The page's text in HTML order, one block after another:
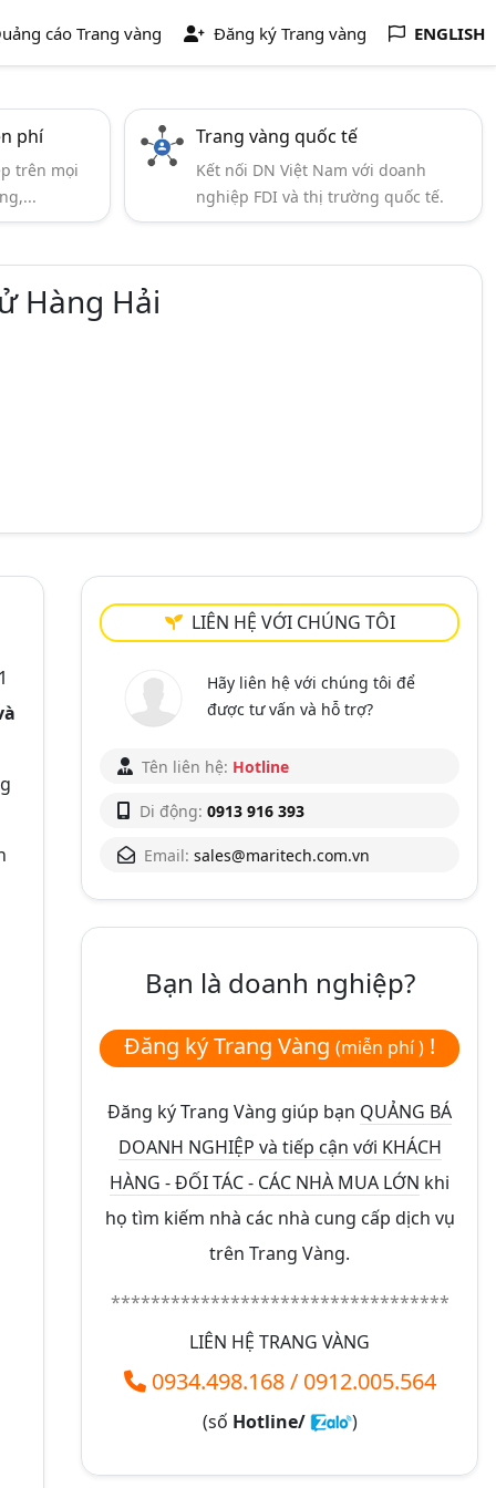
cáo Trang vàng Đăng ký Trang vàng ENGLISH
phí
trên mọi
Trang vàng quốc tế
Kết nối DN Việt Nam với doanh
nghiệp FDI và thị trường quốc tế.
Hàng Hải
LIÊN HỆ VỚI CHÚNG TÔI
Hãy liên hệ với chúng tôi để
được tư vấn và hỗ trợ?
Tên liên hệ: Hotline
Di động: 0913 916 393
Email: sales@maritech.com.vn
Bạn là doanh nghiệp?
Đăng ký Trang Vàng (miễn phí ) !
Đăng ký Trang Vàng giúp bạn QUẢNG BÁ
DOANH NGHIỆP và tiếp cận với KHÁCH
HÀNG - ĐỐI TÁC - CÁC NHÀ MUA LỚN khi
họ tìm kiếm nhà các nhà cung cấp dịch vụ
trên Trang Vàng.
**********************************
LIÊN HỆ TRANG VÀNG
0934.498.168/ 0912.005.564
(số Hotline/ )